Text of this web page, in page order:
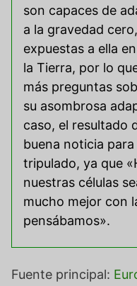
son capaces de
a la gravedad
expuestas a ella
la Tierra, por lo
más preguntas
su asombrosa
caso, el resultado
buena noticia
tripulado, ya que
nuestras células
mucho mejor con
pensábamos».
Fuente principal: